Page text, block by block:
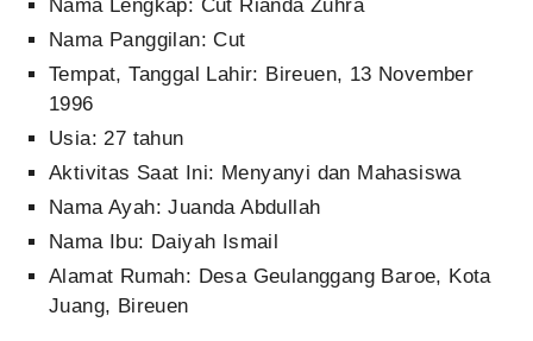
Nama Lengkap: Cut Rianda Zuhra
Nama Panggilan: Cut
Tempat, Tanggal Lahir: Bireuen, 13 November
1996
Usia: 27 tahun
Aktivitas Saat Ini: Menyanyi dan Mahasiswa
Nama Ayah: Juanda Abdullah
Nama Ibu: Daiyah Ismail
Alamat Rumah: Desa Geulanggang Baroe, Kota
Juang, Bireuen